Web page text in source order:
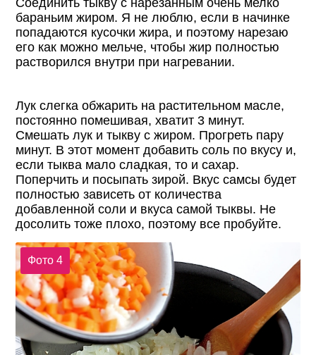
Соединить тыкву с нарезанным очень мелко
бараньим жиром. Я не люблю, если в начинке
попадаются кусочки жира, и поэтому нарезаю
его как можно мельче, чтобы жир полностью
растворился внутри при нагревании.
Лук слегка обжарить на растительном масле,
постоянно помешивая, хватит 3 минут.
Смешать лук и тыкву с жиром. Прогреть пару
минут. В этот момент добавить соль по вкусу и,
если тыква мало сладкая, то и сахар.
Поперчить и посыпать зирой. Вкус самсы будет
полностью зависеть от количества
добавленной соли и вкуса самой тыквы. Не
досолить тоже плохо, поэтому все пробуйте.
Фото 4